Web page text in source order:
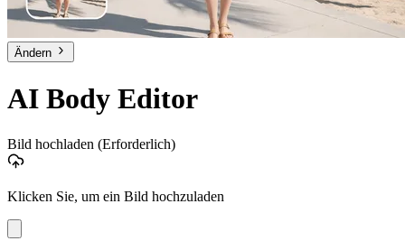
Ändern
AI Body Editor
Bild hochladen (Erforderlich)
Klicken Sie, um ein Bild hochzuladen